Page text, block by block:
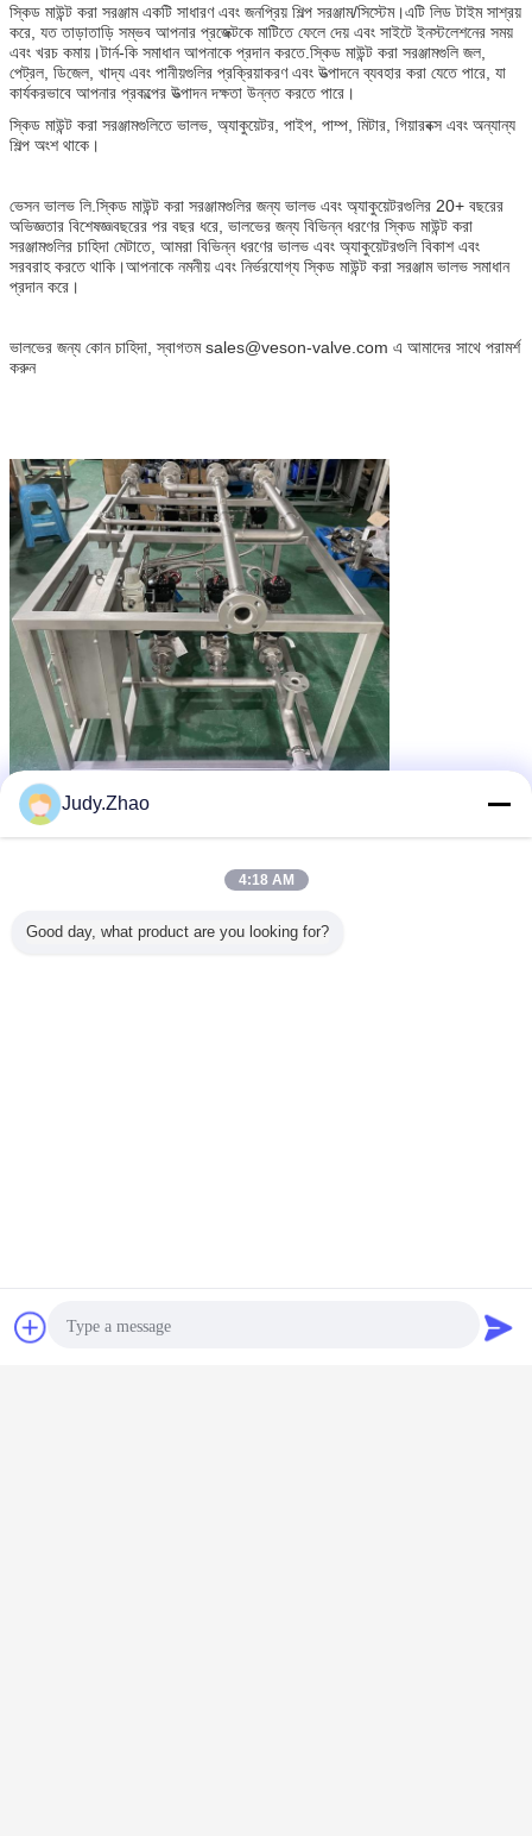
স্কিড মাউন্ট করা সরঞ্জাম একটি সাধারণ এবং জনপ্রিয় শিল্প সরঞ্জাম/সিস্টেম।এটি লিড টাইম সাশ্রয়
করে, যত তাড়াতাড়ি সম্ভব আপনার প্রজেক্টকে মাটিতে ফেলে দেয় এবং সাইটে ইনস্টলেশনের সময়
এবং খরচ কমায়।টার্ন-কি সমাধান আপনাকে প্রদান করতে.স্কিড মাউন্ট করা সরঞ্জামগুলি জল,
পেট্রল, ডিজেল, খাদ্য এবং পানীয়গুলির প্রক্রিয়াকরণ এবং উত্পাদনে ব্যবহার করা যেতে পারে, যা
কার্যকরভাবে আপনার প্রকল্পের উত্পাদন দক্ষতা উন্নত করতে পারে।
স্কিড মাউন্ট করা সরঞ্জামগুলিতে ভালভ, অ্যাকুয়েটর, পাইপ, পাম্প, মিটার, গিয়ারবক্স এবং অন্যান্য
শিল্প অংশ থাকে।
ভেসন ভালভ লি.স্কিড মাউন্ট করা সরঞ্জামগুলির জন্য ভালভ এবং অ্যাকুয়েটরগুলির 20+ বছরের
অভিজ্ঞতার বিশেষজ্ঞ৷বছরের পর বছর ধরে, ভালভের জন্য বিভিন্ন ধরণের স্কিড মাউন্ট করা
সরঞ্জামগুলির চাহিদা মেটাতে, আমরা বিভিন্ন ধরণের ভালভ এবং অ্যাকুয়েটরগুলি বিকাশ এবং
সরবরাহ করতে থাকি।আপনাকে নমনীয় এবং নির্ভরযোগ্য স্কিড মাউন্ট করা সরঞ্জাম ভালভ সমাধান
প্রদান করে।
ভালভের জন্য কোন চাহিদা, স্বাগতম sales@veson-valve.com এ আমাদের সাথে পরামর্শ
করুন
চ্যাট
Judy.Zhao
4:18 AM
Good day, what product are you looking for?